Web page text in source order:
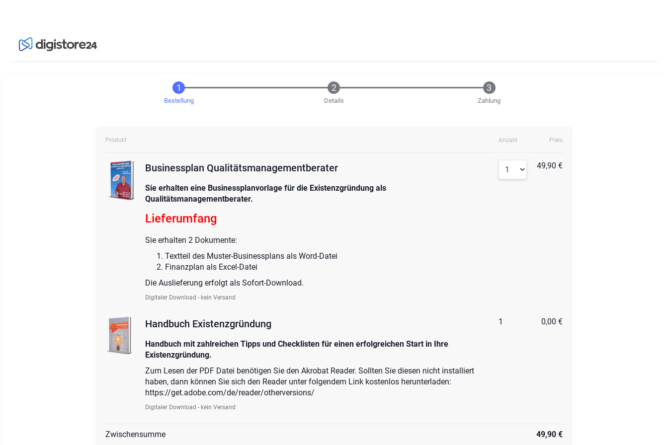
Bestellung Details Zahlung
Produkt Anzahl Preis
Businessplan Qualitätsmanagementberater
Sie erhalten eine Businessplanvorlage für die Existenzgründung als
Qualitätsmanagementberater.
Lieferumfang
Sie erhalten 2 Dokumente:
Textteil des Muster-Businessplans als Word-Datei
Finanzplan als Excel-Datei
Die Auslieferung erfolgt als Sofort-Download.
Digitaler Download - kein Versand
49,90 €
Handbuch Existenzgründung
Handbuch mit zahlreichen Tipps und Checklisten für einen erfolgreichen Start in Ihre
Existenzgründung.
Zum Lesen der PDF Datei benötigen Sie den Akrobat Reader. Sollten Sie diesen nicht installiert
haben, dann können Sie sich den Reader unter folgendem Link kostenlos herunterladen:
https://get.adobe.com/de/reader/otherversions/
Digitaler Download - kein Versand
1 0,00 €
Zwischensumme 49,90 €